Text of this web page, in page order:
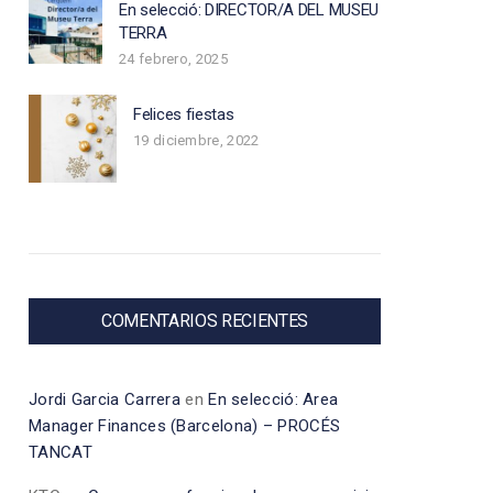
En selecció: DIRECTOR/A DEL MUSEU
TERRA
24 febrero, 2025
Felices fiestas
19 diciembre, 2022
COMENTARIOS RECIENTES
Jordi Garcia Carrera enEn selecció: Area
Manager Finances (Barcelona) – PROCÉS
TANCAT